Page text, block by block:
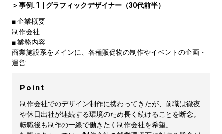
＞事例.1
| グラフィックデザイナー（30代前半）
■ 企業概要
制作会社
■ 業務内容
商業施設系をメインに、各種販促物の制作やイベントの企画・
運営
Point
制作会社でのデザイン制作に携わってきたが、前職は徹夜
や休日出社が連続する環境のため長く続けることを断念。
転職後も制作の一線で働きたく制作会社を希望。